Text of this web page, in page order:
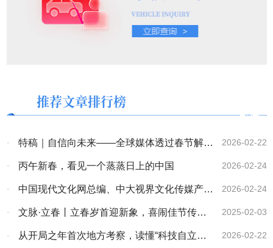
推荐文章排行榜
·
特稿｜自信向未来——全球媒体透过春节解码
中国
2026-02-22
· 丙午新春，看见一个蒸蒸日上的中国 2026-02-24
·
中国现代文化网总编、中大视界文化传媒产业
（北京）有限公司董事会主席林膑新年贺词
2026-02-24
·
文脉·立春丨立春岁首迎新象，喜闹佳节传古
2025-02-03
·
从开局之年首次地方考察，读懂“科技自立自
2026-02-22